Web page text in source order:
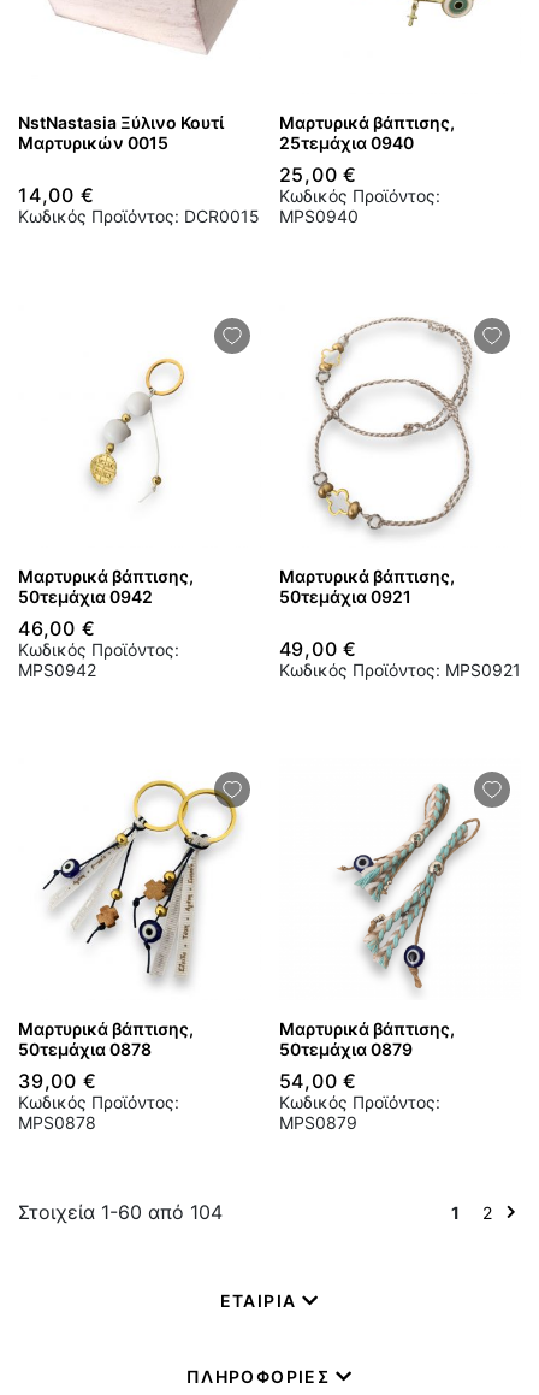
NstNastasia Ξύλινο Κουτί
Μαρτυρικών 0015
14,00 €
Κωδικός Προϊόντος: DCR0015
Μαρτυρικά βάπτισης,
25τεμάχια 0940
25,00 €
Κωδικός Προϊόντος:
MPS0940
Μαρτυρικά βάπτισης,
50τεμάχια 0942
46,00 €
Κωδικός Προϊόντος:
MPS0942
Μαρτυρικά βάπτισης,
50τεμάχια 0921
49,00 €
Κωδικός Προϊόντος: MPS0921
Μαρτυρικά βάπτισης,
50τεμάχια 0878
39,00 €
Κωδικός Προϊόντος:
MPS0878
Μαρτυρικά βάπτισης,
50τεμάχια 0879
54,00 €
Κωδικός Προϊόντος:
MPS0879
Στοιχεία 1-60 από 104 Σελίδα
Διαβάζετε
1 Σελίδα
2
ΕΤΑΙΡΙΑ
ΠΛΗΡΟΦΟΡΙΕΣ